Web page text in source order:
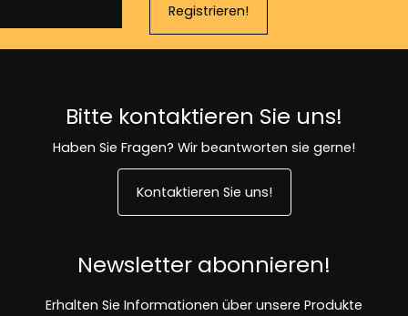
Registrieren!
Bitte kontaktieren Sie uns!
Haben Sie Fragen? Wir beantworten sie gerne!
Kontaktieren Sie uns!
Newsletter abonnieren!
Erhalten Sie Informationen über unsere Produkte